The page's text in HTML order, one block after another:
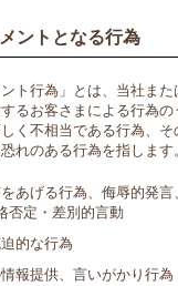
ントとなる行為
ト行為」とは、当社ま
るお客さまによる行為
く不相当である行為、
れのある行為を指します。
あげる行為、侮辱的発
否定・差別的言動
的な行為
報提供、言いがかり行為